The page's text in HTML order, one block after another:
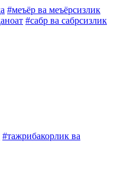
#меъёр ва меъёрсизлик
#сабр ва сабрсизлик
#тажрибакорлик ва